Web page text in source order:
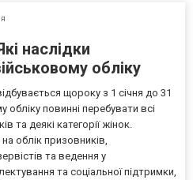
наслідки
обліку
щороку з 1 січня до 31
обліку повинні перебувати всі
та деякі категорії жінок.
облік призовників,
та ведення у
та соціальної підтримки,